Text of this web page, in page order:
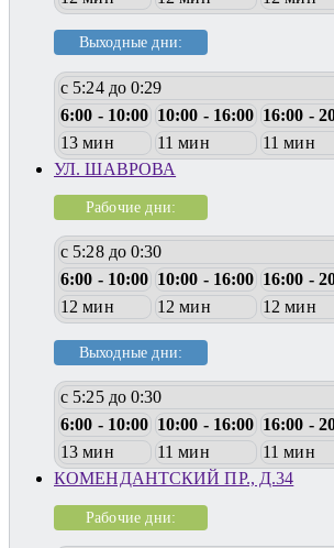
Выходные дни:
с 5:24 до 0:29
6:00 - 10:00 10:00 - 16:00 16:00 -
13 мин
11 мин 11 мин
УЛ. ШАВРОВА
Рабочие дни:
с 5:28 до 0:30
6:00 - 10:00 10:00 - 16:00 16:00 -
12 мин
12 мин 12 мин
Выходные дни:
с 5:25 до 0:30
6:00 - 10:00 10:00 - 16:00 16:00 -
13 мин
11 мин 11 мин
КОМЕНДАНТСКИЙ ПР., Д.34
Рабочие дни: